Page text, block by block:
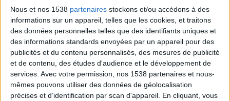
Nous et nos 1538 partenaires stockons et/ou accédons à des
informations sur un appareil, telles que les cookies, et traitons
des données personnelles telles que des identifiants uniques et
des informations standards envoyées par un appareil pour des
publicités et du contenu personnalisés, des mesures de publicité
et de contenu, des études d'audience et le développement de
services. Avec votre permission, nos 1538 partenaires et nous-
mêmes pouvons utiliser des données de géolocalisation
précises et d’identification par scan d'appareil. En cliquant, vous